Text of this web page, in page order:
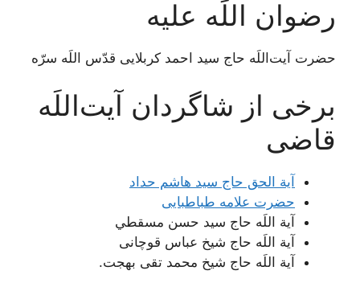
رضوان اللَه علیه
حضرت آیت‌اللَه حاج سید احمد کربلایی قدّس اللَه سرّه
برخی از شاگردان آیت‌اللَه
قاضی
آیة الحق حاج سید هاشم حداد
حضرت علامه طباطبایی
آية اللَه حاج سيد حسن مسقطي
آية اللَه حاج شیخ عباس قوچانی
آية اللَه حاج شیخ محمد تقی بهجت.